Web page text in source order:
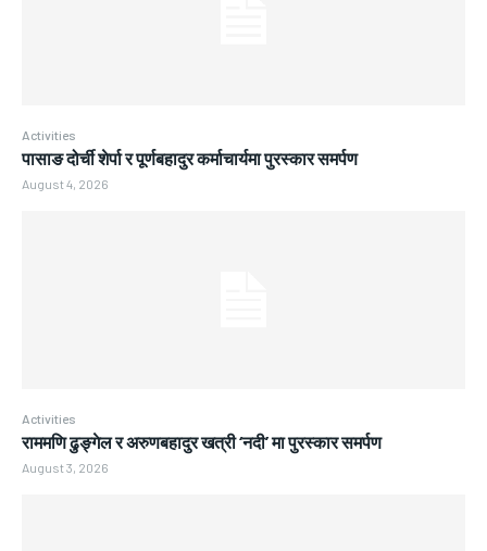
Activities
पासाङ दोर्ची शेर्पा र पूर्णबहादुर कर्माचार्यमा पुरस्कार समर्पण
August 4, 2026
Activities
राममणि ढुङ्गेल र अरुणबहादुर खत्री ‘नदी’ मा पुरस्कार समर्पण
August 3, 2026